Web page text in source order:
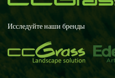
Исследуйте наши бренды